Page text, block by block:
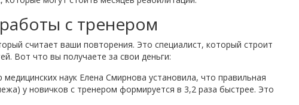
с тренером
считает ваши повторения. Это специалист, который строит
Вот что вы получаете за свои деньги:
медицинских наук Елена Смирнова установила, что правильная
у новичков с тренером формируется в 3,2 раза быстрее. Это